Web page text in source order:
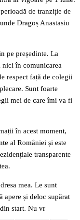
de tranziție de
Dragoș Anastasiu
pe președinte. La
în comunicarea
respect față de colegii
Sunt foarte
mei de care îmi va fi
în acest moment,
al României și este
transparente
mea. Le sunt
apere și deloc supărat
start. Nu vr